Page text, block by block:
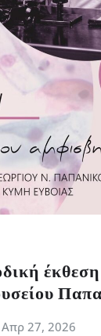
Απρ 27, 2026